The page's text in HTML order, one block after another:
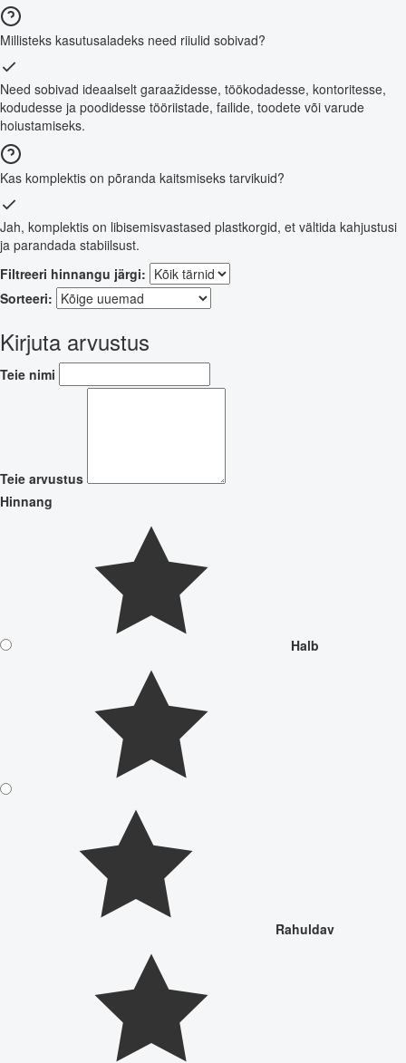
Millisteks kasutusaladeks need riiulid sobivad?
Need sobivad ideaalselt garaažidesse, töökodadesse, kontoritesse,
kodudesse ja poodidesse tööriistade, failide, toodete või varude
hoiustamiseks.
Kas komplektis on põranda kaitsmiseks tarvikuid?
Jah, komplektis on libisemisvastased plastkorgid, et vältida kahjustusi
ja parandada stabiilsust.
Filtreeri hinnangu järgi:
Sorteeri:
Kirjuta arvustus
Teie nimi
Teie arvustus
Hinnang
Halb
Rahuldav